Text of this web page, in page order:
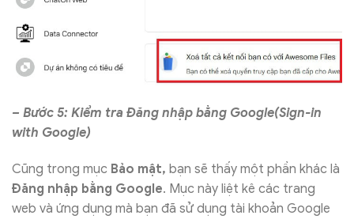
– Bước 5: Kiểm tra Đăng nhập bằng Google(Sign-in
with Google)
Cũng trong mục Bảo mật, bạn sẽ thấy một phần khác là
Đăng nhập bằng Google. Mục này liệt kê các trang
web và ứng dụng mà bạn đã sử dụng tài khoản Google